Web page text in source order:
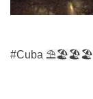
#Cuba ⛱🏖️🏖🏖️